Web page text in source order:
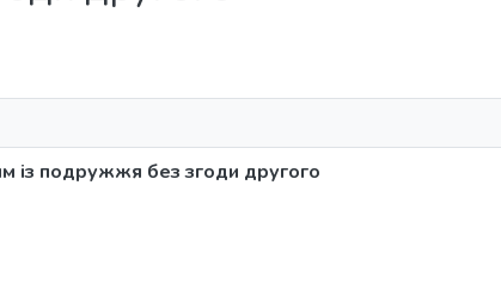
із подружжя без згоди другого